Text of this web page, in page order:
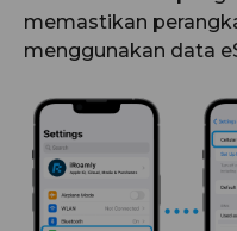
memastikan
menggunakan data